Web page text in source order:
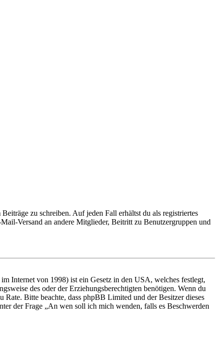
zu schreiben. Auf jeden Fall erhältst du als registriertes
Versand an andere Mitglieder, Beitritt zu Benutzergruppen und
Internet von 1998) ist ein Gesetz in den USA, welches festlegt,
des oder der Erziehungsberechtigten benötigen. Wenn du
Bitte beachte, dass phpBB Limited und der Besitzer dieses
der Frage „An wen soll ich mich wenden, falls es Beschwerden